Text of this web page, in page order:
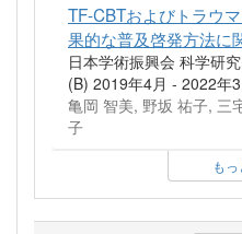
TF-CBTおよびトラウ
果的な普及啓発方法に
日本学術振興会 科学研
(B) 2019年4月 - 2022年3
亀岡 智美, 野坂 祐子, 三
子
も